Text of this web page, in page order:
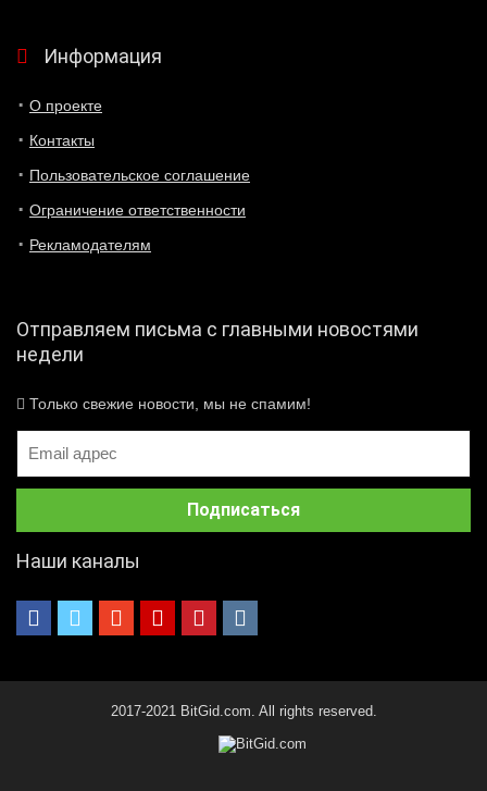
Информация
О проекте
Контакты
Пользовательское соглашение
Ограничение ответственности
Рекламодателям
Отправляем письма с главными новостями
недели
Только свежие новости, мы не спамим!
Наши каналы
2017-2021 BitGid.com. All rights reserved.